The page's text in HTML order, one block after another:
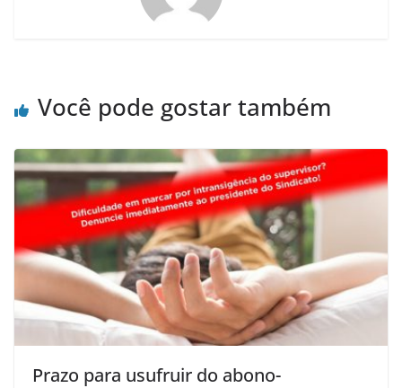
Você pode gostar também
Prazo para usufruir do abono-